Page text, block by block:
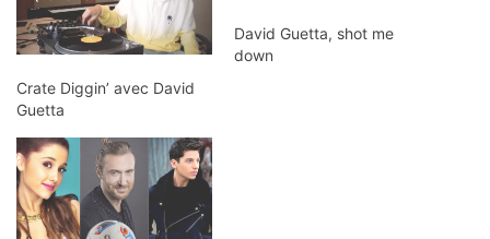
Crate Diggin’ avec David
Guetta
David Guetta, shot me
down